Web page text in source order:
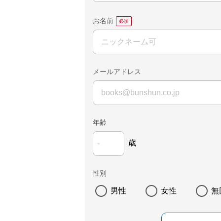
お名前
メールアドレス
年齢
歳
性別
男性 女性 無